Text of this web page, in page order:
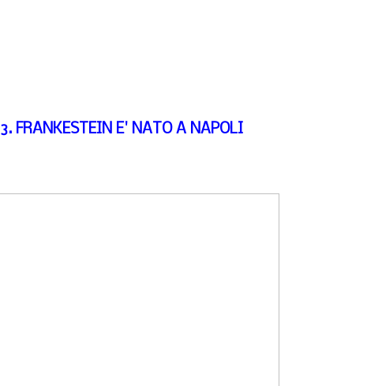
3. FRANKESTEIN E' NATO A NAPOLI